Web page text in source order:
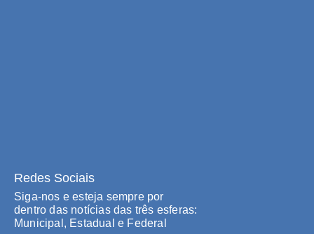
Redes Sociais
Siga-nos e esteja sempre por
dentro das notícias das três esferas:
Municipal, Estadual e Federal